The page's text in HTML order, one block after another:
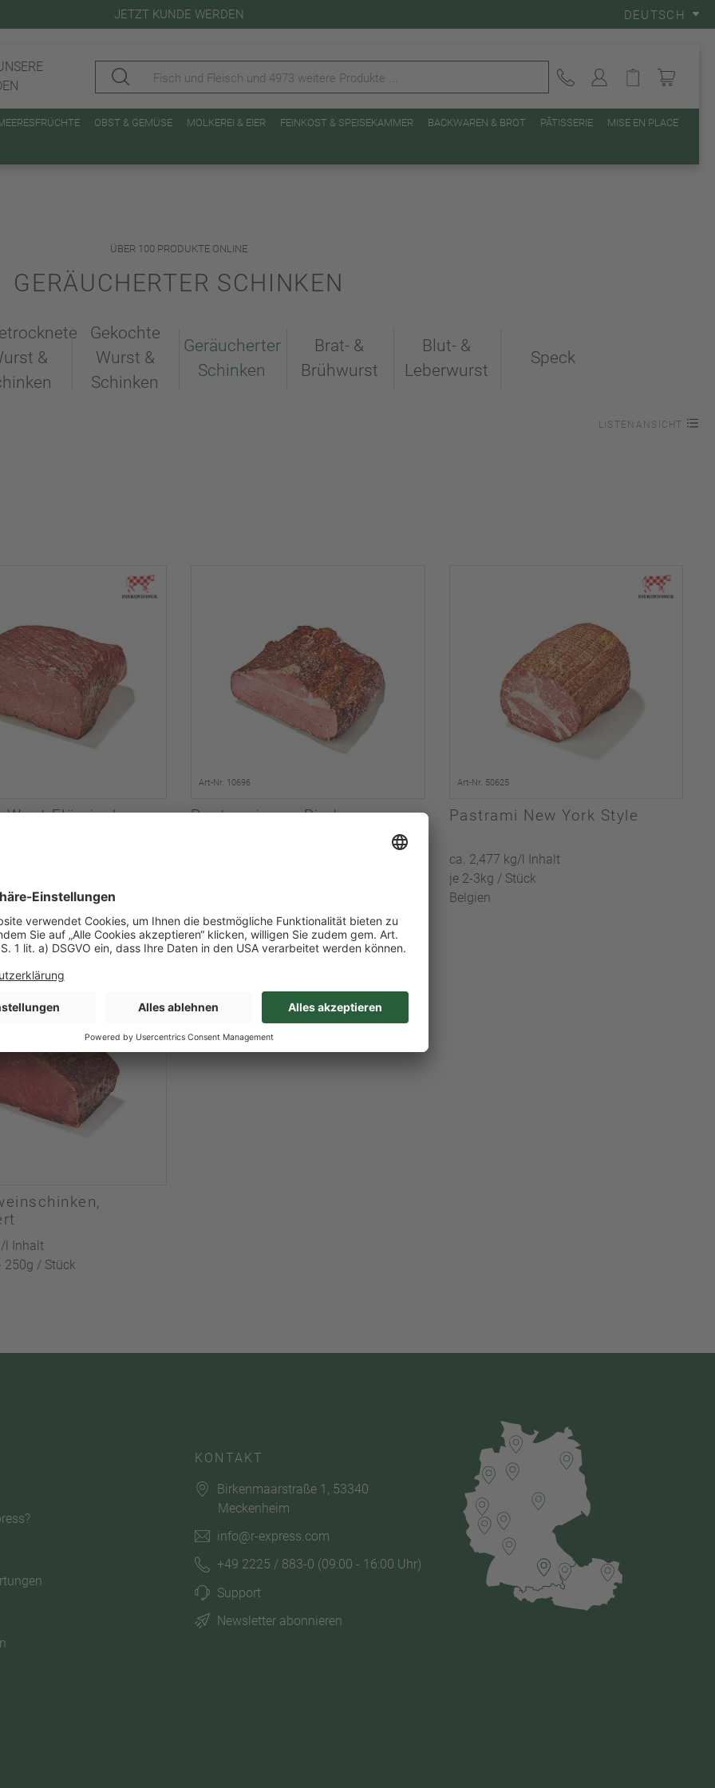
JETZT KUNDE WERDEN DEUTSCH
OBST & GEMÜSE MOLKEREI & EIER FEINKOST & SPEISEKAMMER BACKWAREN & BROT PÂTISSERIE MISE EN PLACE
ÜBER 100 PRODUKTE ONLINE
GERÄUCHERTER SCHINKEN
&
Gekochte
Wurst &
Schinken
Geräucherter
Schinken
Brat- &
Brühwurst
Blut- &
Leberwurst
Speck
LISTENANSICHT
West Flämisch
Art-Nr. 10696
Pastrami vom Rind
Art-Nr. 50625
Pastrami New York Style
ca. 2,477 kg/l Inhalt
je 2-3kg / Stück
Belgien
l Inhalt
250g / Stück
KONTAKT
Birkenmaarstraße 1, 53340
Meckenheim
info@r-express.com
+49 2225 / 883-0 (09:00 - 16:00 Uhr)
Support
Newsletter abonnieren